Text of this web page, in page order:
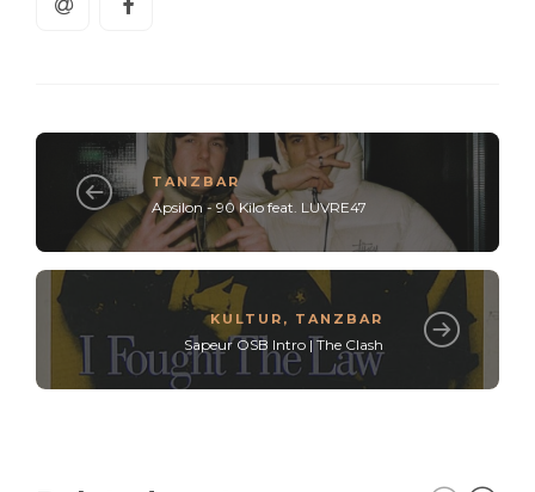
TANZBAR
Apsilon - 90 Kilo feat. LUVRE47
KULTUR , TANZBAR
Sapeur OSB Intro | The Clash